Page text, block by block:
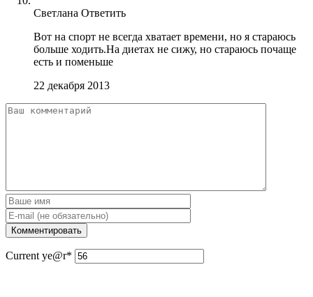
Светлана Ответить
Вот на спорт не всегда хватает времени, но я стараюсь
больше ходить.На диетах не сижу, но стараюсь почаще
есть и поменьше
22 декабря 2013
Current ye@r*